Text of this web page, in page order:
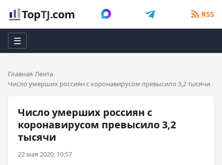
TopTJ.com RSS
☰
Главная Лента
Число умерших россиян с коронавирусом превысило 3,2 тысячи
Число умерших россиян с
коронавирусом превысило 3,2
тысячи
22 мая 2020, 10:57